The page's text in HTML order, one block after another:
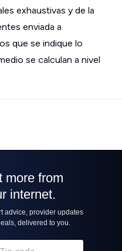
exhaustivas y de la
enviada a
que se indique lo
se calculan a nivel